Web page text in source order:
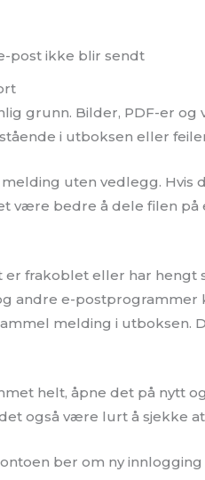
post ikke blir sendt
grunn. Bilder, PDF-er
i utboksen eller
uten vedlegg.
være bedre å dele filen på
er frakoblet eller har hengt
andre e-postprogrammer
melding i utboksen.
helt, åpne det på nytt
også være lurt å sjekke
ber om ny innlogging